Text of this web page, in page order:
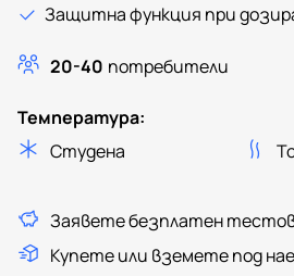
Защитна функция при
20-40 потребители
Температура:
Студена
Заявете безплатен
Купете или вземете под